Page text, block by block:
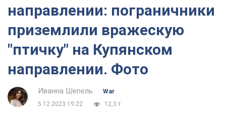
направлении: пограничники
приземлили вражескую
"птичку" на Купянском
направлении. Фото
Иванна Шепель
War
5.12.2023 19:22
12,3 т.